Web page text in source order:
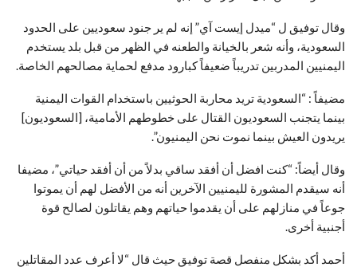
وقال توفيق ل “ميدل إيست آي” إنه لم ير جنود سعوديين على الحدود
السعودية، وأنه شعر بالخيانة والطعنه في الظهر من قبل بلد يستخدم
اليمنيين المدربين تدريباً ضعيفاً كبارود مدفع لحماية مصالحهم الخاصة.
مضيفاً : “السعودية تريد محاربة الحوثيين باستخدام القوات اليمنية
بينما يتجنب السعوديون القتال على خطوطهم الأمامية، [السعوديون]
يريدون العيش بينما نموت نحن اليمنيون”.
وقال أيضاً: “كنت افضل أن أفقد ساقي بدلاً من أن أفقد حياتي”، مضيفا
أنه سيقدم المشورة لليمنيين الآخرين أنه من الأفضل لهم أن يموتوا
جوعاً في منازلهم على أن يقدموا حياتهم وهم يقاتلون لصالح قوة
أجنبية أخرى.
أحمد أكد بشكل منفصل قصة توفيق حيث قال “لا أعرف عدد المقاتلين